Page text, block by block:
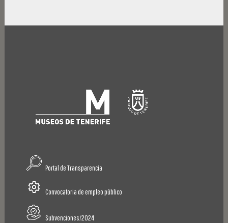
Portal de Transparencia
Convocatoria de empleo público
Subvenciones/2024